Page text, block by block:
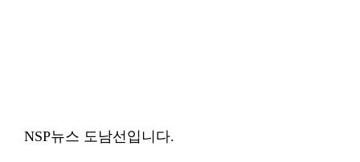
NSP뉴스 도남선입니다.